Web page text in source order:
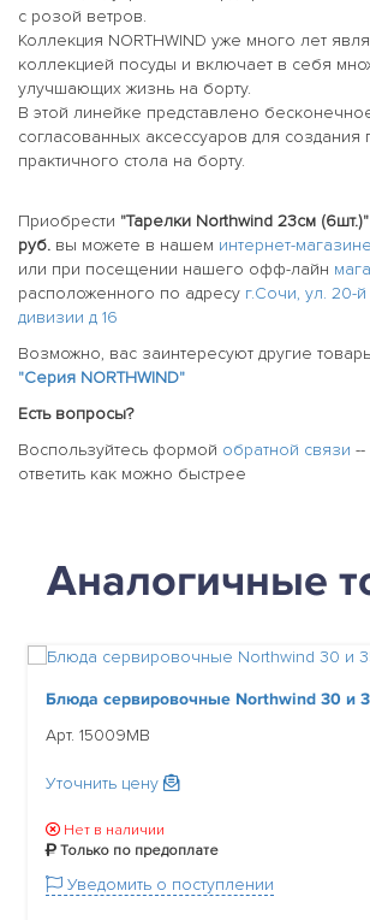
с розой ветров.
Коллекция NORTHWIND уже много лет
коллекцией посуды и включает в себя
улучшающих жизнь на борту.
В этой линейке представлено
согласованных аксессуаров для
практичного стола на борту.
Приобрести "Тарелки Northwind 23см (6шт.)"
руб. вы можете в нашем интернет-магазине
или при посещении нашего офф-лайн
расположенного по адресу г.Сочи, ул. 20-
дивизии д 16
Возможно, вас заинтересуют другие
"Серия NORTHWIND"
Есть вопросы?
Воспользуйтесь формой обратной связи
ответить как можно быстрее
Аналогичные
Блюда сервировочные Northwind 30 и
Арт. 15009MB
Уточнить цену
Нет в наличии
Только по предоплате
Уведомить о поступлении